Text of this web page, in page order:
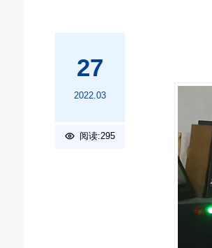
27
2022.03
阅读:295